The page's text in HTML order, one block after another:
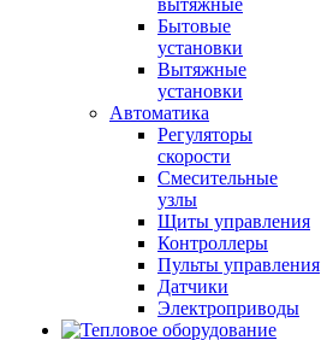
вытяжные
Бытовые
установки
Вытяжные
установки
Автоматика
Регуляторы
скорости
Смесительные
узлы
Щиты управления
Контроллеры
Пульты управления
Датчики
Электроприводы